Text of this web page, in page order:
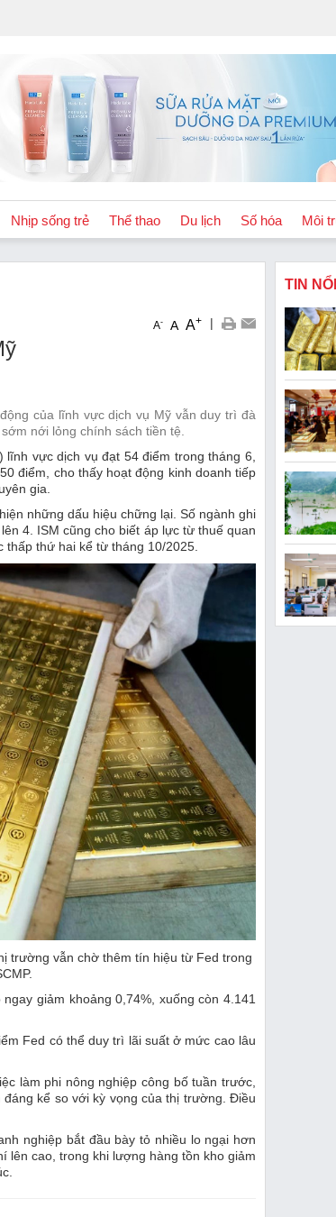
Nhịp sống trẻ Thể thao Du lịch Số hóa Môi
A- A A+ |
của lĩnh vực dịch vụ Mỹ vẫn duy trì đà
nới lỏng chính sách tiền tệ.
vực dịch vụ đạt 54 điểm trong tháng 6,
điểm, cho thấy hoạt động kinh doanh tiếp
gia.
những dấu hiệu chững lại. Số ngành ghi
4. ISM cũng cho biết áp lực từ thuế quan
thứ hai kể từ tháng 10/2025.
trường vẫn chờ thêm tín hiệu từ Fed trong
giảm khoảng 0,74%, xuống còn 4.141
Fed có thể duy trì lãi suất ở mức cao lâu
làm phi nông nghiệp công bố tuần trước,
kể so với kỳ vọng của thị trường. Điều
nghiệp bắt đầu bày tỏ nhiều lo ngại hơn
lên cao, trong khi lượng hàng tồn kho giảm
TIN